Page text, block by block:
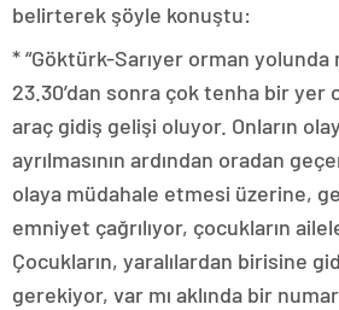
belirterek şöyle konuştu:
* “Göktürk-Sarıyer orman yolunda
23.30’dan sonra çok tenha bir yer
araç gidiş gelişi oluyor. Onların
ayrılmasının ardından oradan
olaya müdahale etmesi üzerine,
emniyet çağrılıyor, çocukların
Çocukların, yaralılardan birisine
gerekiyor, var mı aklında bir